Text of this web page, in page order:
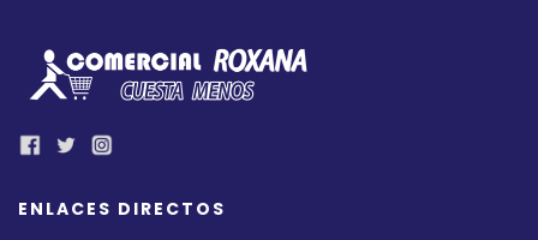
ENLACES DIRECTOS